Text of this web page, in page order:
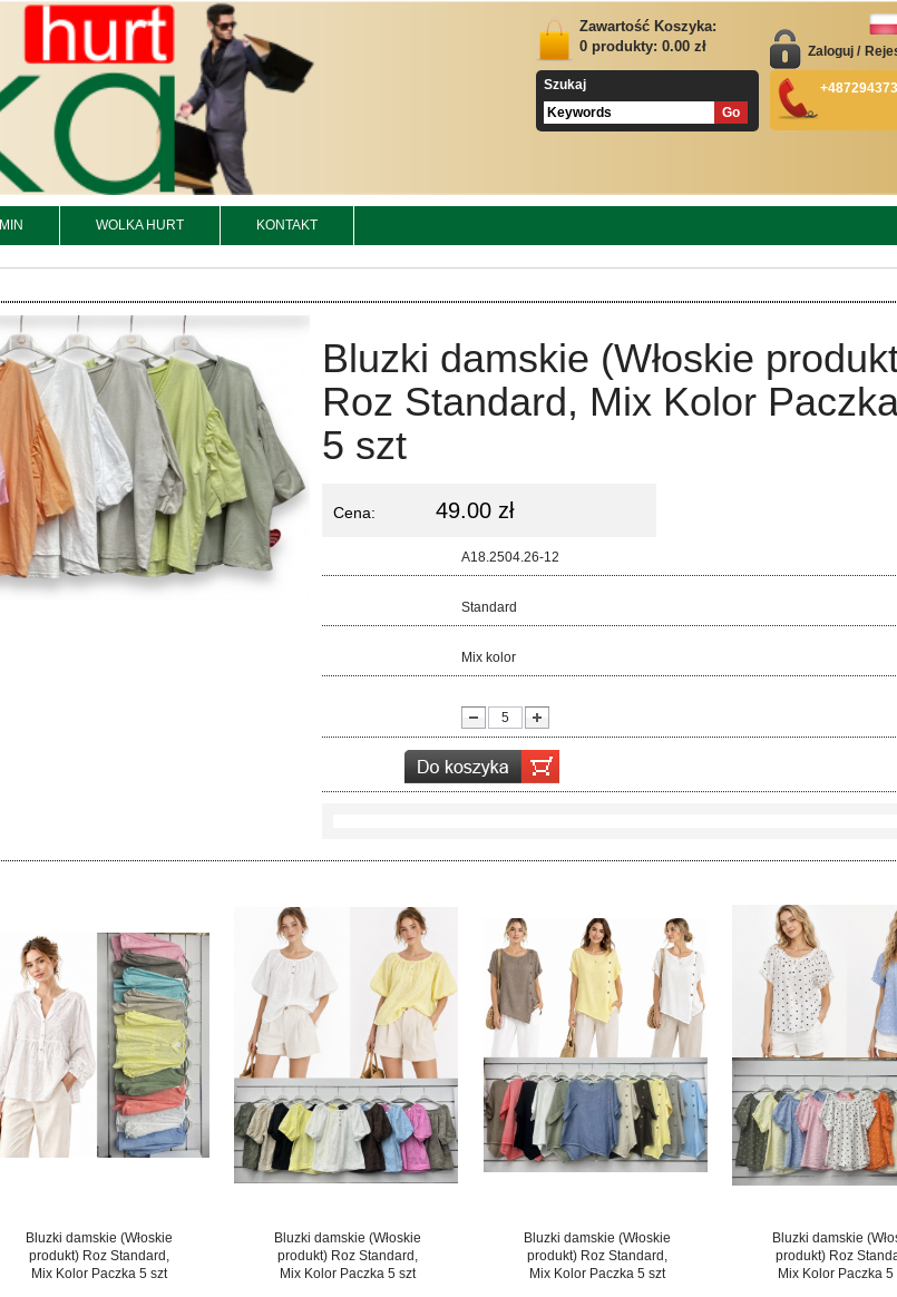
Zawartość Koszyka:
0 produkty: 0.00 zł
Szukaj
Zaloguj /
WOLKA HURT KONTAKT
Bluzki damskie (Włoskie
Roz Standard, Mix Kolor
5 szt
Cena: 49.00 zł
A18.2504.26-12
Standard
Mix kolor
Bluzki damskie (Włoskie
produkt) Roz Standard,
Mix Kolor Paczka 5 szt
Bluzki damskie (Włoskie
produkt) Roz Standard,
Mix Kolor Paczka 5 szt
Bluzki damskie (Włoskie
produkt) Roz Standard,
Mix Kolor Paczka 5 szt
Bluzki damskie
produkt) Roz
Mix Kolor Paczka 5